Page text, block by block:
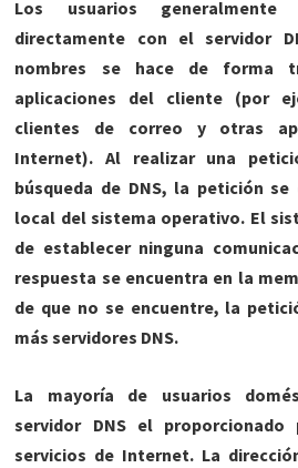
Los usuarios
directamente con el servidor
nombres se hace de forma
aplicaciones del cliente (por
clientes de correo y otras
Internet). Al realizar una
búsqueda de DNS, la petición se
local del sistema operativo. El
de establecer ninguna
respuesta se encuentra en la
de que no se encuentre, la
más servidores DNS.
La mayoría de usuarios
servidor DNS el
servicios de Internet. La